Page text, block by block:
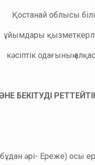
Қостанай облысы
ұйымдары
кәсіптік одағының
БЕКІТУДІ
(бұдан әрі- Ереже) осы